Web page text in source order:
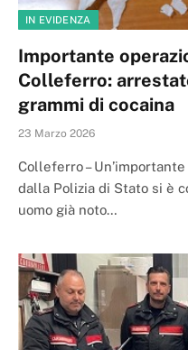
IN EVIDENZA
Importante
Colleferro:
grammi di cocaina
23 Marzo 2026
Colleferro –
dalla Polizia di Stato si è
uomo già noto…